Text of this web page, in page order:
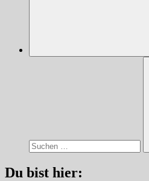
Du bist hier: